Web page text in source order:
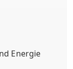
Energie